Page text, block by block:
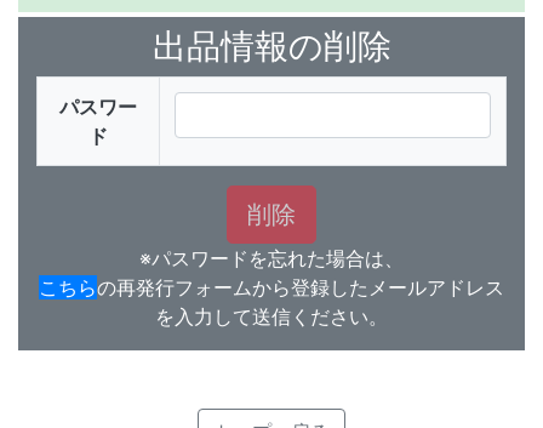
出品情報の削除
パスワー
ド
※パスワードを忘れた場合は、
こちらの再発行フォームから登録したメールアドレス
を入力して送信ください。